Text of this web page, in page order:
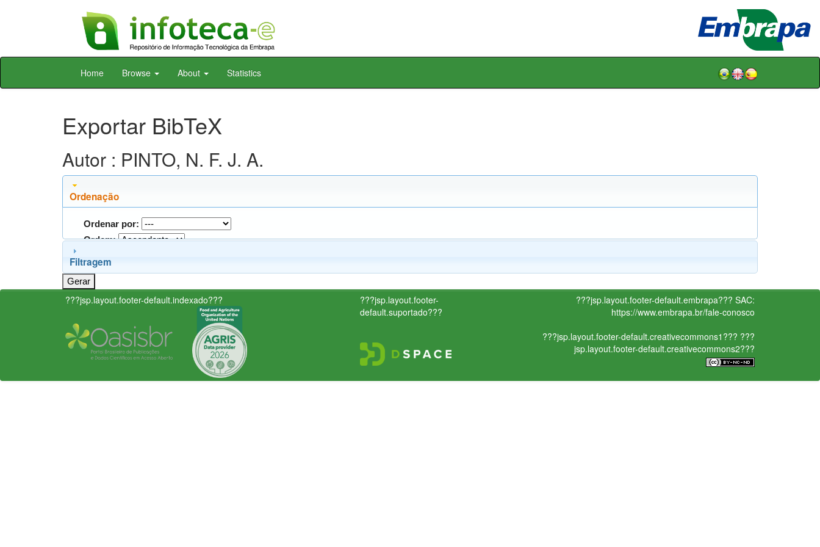
Skip
Home Browse About Statistics
Exportar BibTeX
Autor : PINTO, N. F. J. A.
Ordenação
Ordenar por:
Ordem:
Filtragem
???jsp.layout.footer-default.indexado???
???jsp.layout.footer-
default.suportado???
???jsp.layout.footer-default.embrapa??? SAC:
https://www.embrapa.br/fale-conosco
???jsp.layout.footer-default.creativecommons1??? ???
jsp.layout.footer-default.creativecommons2???